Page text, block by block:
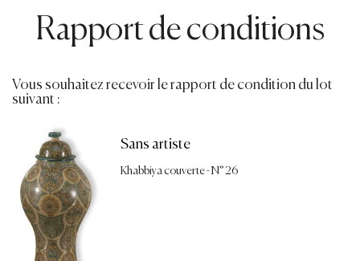
Rapport de conditions
Vous souhaitez recevoir le rapport de condition du lot
suivant :
Sans artiste
Khabbiya couverte - N° 26